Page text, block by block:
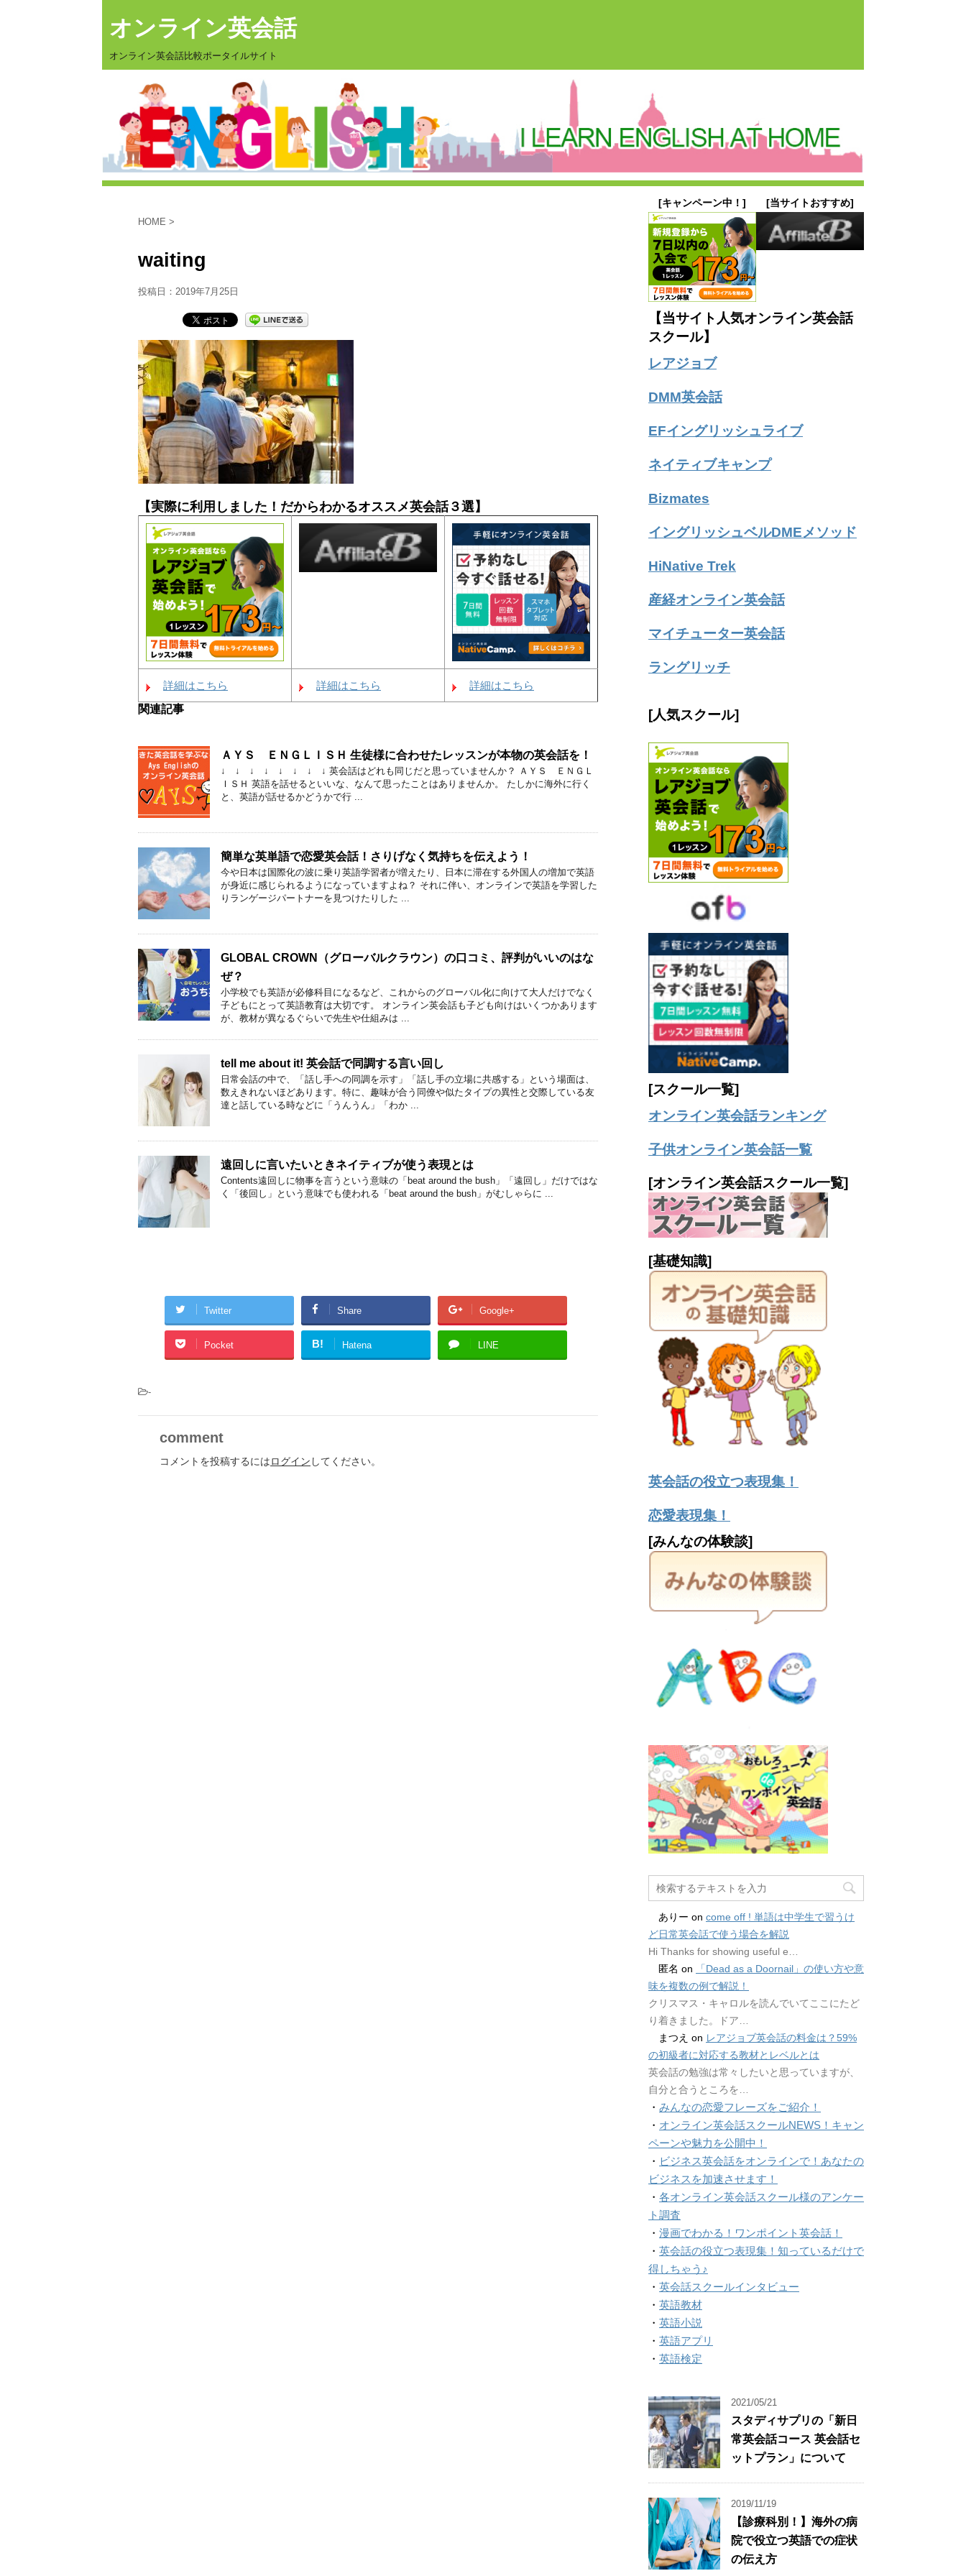
オンライン英会話
オンライン英会話比較ポータイルサイト
HOME >
waiting
投稿日： 2019年7月25日
【実際に利用しました！だからわかるオススメ英会話３選】
詳細はこちら 詳細はこちら
詳細はこちら
関連記事
ＡＹＳ ＥＮＧＬＩＳＨ 生徒様に合わせたレッスンが本物の英会話を！
↓ ↓ ↓ ↓ ↓ ↓ ↓ ↓ 英会話はどれも同じだと思っていませんか？ ＡＹＳ ＥＮＧＬ
ＩＳＨ 英語を話せるといいな、なんて思ったことはありませんか。 たしかに海外に行く
と、英語が話せるかどうかで行 ...
簡単な英単語で恋愛英会話！さりげなく気持ちを伝えよう！
今や日本は国際化の波に乗り英語学習者が増えたり、日本に滞在する外国人の増加で英語
が身近に感じられるようになっていますよね？ それに伴い、オンラインで英語を学習した
りランゲージパートナーを見つけたりした ...
GLOBAL CROWN（グローバルクラウン）の口コミ、評判がいいのはな
ぜ？
小学校でも英語が必修科目になるなど、これからのグローバル化に向けて大人だけでなく
子どもにとって英語教育は大切です。 オンライン英会話も子ども向けはいくつかあります
が、教材が異なるぐらいで先生や仕組みは ...
tell me about it! 英会話で同調する言い回し
日常会話の中で、「話し手への同調を示す」「話し手の立場に共感する」という場面は、
数えきれないほどあります。特に、趣味が合う同僚や似たタイプの異性と交際している友
達と話している時などに「うんうん」「わか ...
遠回しに言いたいときネイティブが使う表現とは
Contents遠回しに物事を言うという意味の「beat around the bush」「遠回し」だけではな
く「後回し」という意味でも使われる「beat around the bush」がむしゃらに ...
Twitter Share Google+
Pocket B! Hatena LINE
-
comment
コメントを投稿するにはログイン してください。
[キャンペーン中！] [当サイトおすすめ]
【当サイト人気オンライン英会話
スクール】
レアジョブ
DMM英会話
EFイングリッシュライブ
ネイティブキャンプ
Bizmates
イングリッシュベルDMEメソッド
HiNative Trek
産経オンライン英会話
マイチューター英会話
ラングリッチ
[人気スクール]
[スクール一覧]
オンライン英会話ランキング
子供オンライン英会話一覧
[オンライン英会話スクール一覧]
[基礎知識]
英会話の役立つ表現集！
恋愛表現集！
[みんなの体験談]
ありー on come off ! 単語は中学生で習うけ
ど日常英会話で使う場合を解説
Hi Thanks for showing useful e…
匿名 on
「Dead as a Doornail」の使い方や意
味を複数の例で解説！
クリスマス・キャロルを読んでいてここにたど
り着きました。ドア…
まつえ on レアジョブ英会話の料金は？59%
の初級者に対応する教材とレベルとは
英会話の勉強は常々したいと思っていますが、
自分と合うところを…
・ みんなの恋愛フレーズをご紹介！
・ オンライン英会話スクールNEWS！キャン
ペーンや魅力を公開中！
・ ビジネス英会話をオンラインで！あなたの
ビジネスを加速させます！
・ 各オンライン英会話スクール様のアンケー
ト調査
・ 漫画でわかる！ワンポイント英会話！
・ 英会話の役立つ表現集！知っているだけで
得しちゃう♪
・ 英会話スクールインタビュー
・ 英語教材
・ 英語小説
・ 英語アプリ
・ 英語検定
2021/05/21
スタディサプリの「新日
常英会話コース 英会話セ
ットプラン」について
2019/11/19
【診療科別！】海外の病
院で役立つ英語での症状
の伝え方